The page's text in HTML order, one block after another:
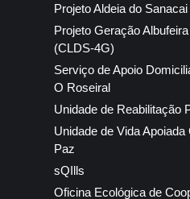
Projeto Aldeia do Sanacai
Projeto Geração
(CLDS-4G)
Serviço de Apoio
O Roseiral
Unidade de Reabilitação
Unidade de Vida Apoiada
Paz
sQIlls
Oficina Ecológica de